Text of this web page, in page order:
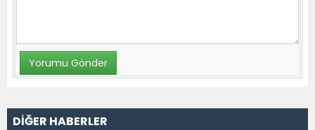
DİĞER HABERLER